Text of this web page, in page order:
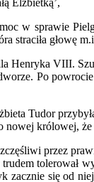
Elżbietką’,
w sprawie
straciła głowę
Henryka VIII.
Po
Tudor
królowej,
przez
zacznie się od